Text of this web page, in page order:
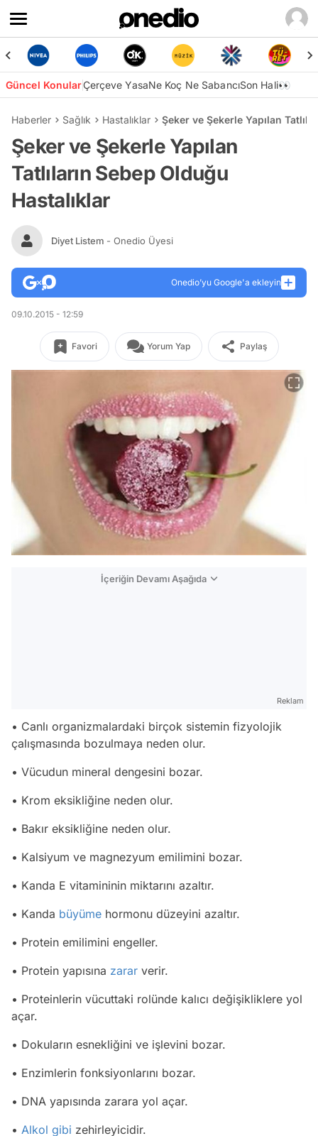
Güncel KonularÇerçeve YasaNe Koç Ne SabancıSon Hali👀
Haberler Sağlık Hastalıklar Şeker ve Şekerle Yapılan
Şeker ve Şekerle Yapılan
Tatlıların Sebep Olduğu
Hastalıklar
Diyet Listem - Onedio Üyesi
Onedio’yu Google'a ekleyin
09.10.2015 - 12:59
Favori Yorum Yap Paylaş
İçeriğin Devamı Aşağıda
Reklam
• Canlı organizmalardaki birçok sistemin fizyolojik
çalışmasında bozulmaya neden olur.
• Vücudun mineral dengesini bozar.
• Krom eksikliğine neden olur.
• Bakır eksikliğine neden olur.
• Kalsiyum ve magnezyum emilimini bozar.
• Kanda E vitamininin miktarını azaltır.
• Kanda büyüme hormonu düzeyini azaltır.
• Protein emilimini engeller.
• Protein yapısına zarar verir.
• Proteinlerin vücuttaki rolünde kalıcı değişikliklere yol
açar.
• Dokuların esnekliğini ve işlevini bozar.
• Enzimlerin fonksiyonlarını bozar.
• DNA yapısında zarara yol açar.
• Alkol gibi zehirleyicidir.